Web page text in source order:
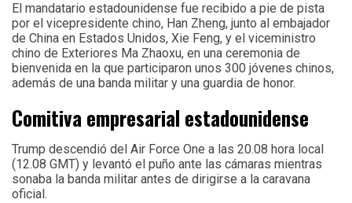
El mandatario estadounidense fue recibido a pie de pista
por el vicepresidente chino, Han Zheng, junto al embajador
de China en Estados Unidos, Xie Feng, y el viceministro
chino de Exteriores Ma Zhaoxu, en una ceremonia de
bienvenida en la que participaron unos 300 jóvenes chinos,
además de una banda militar y una guardia de honor.
Comitiva empresarial estadounidense
Trump descendió del Air Force One a las 20.08 hora local
(12.08 GMT) y levantó el puño ante las cámaras mientras
sonaba la banda militar antes de dirigirse a la caravana
oficial.